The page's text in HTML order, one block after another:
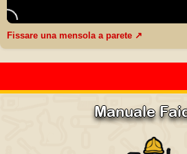
Fissare una mensola a parete ↗
Manuale